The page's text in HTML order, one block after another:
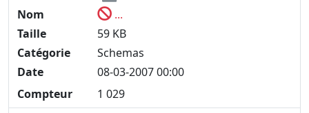
Nom
...
Taille
59 KB
Catégorie
Schemas
Date
08-03-2007 00:00
Compteur
1 029